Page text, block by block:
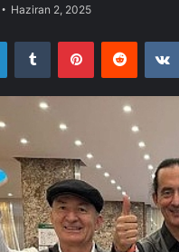
Haziran 2, 2025
LinkedInTumblr PinterestReddit